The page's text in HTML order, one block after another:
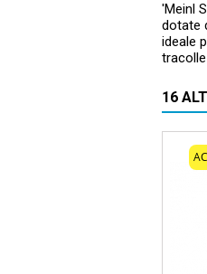
'Meinl
dotate
ideale
16